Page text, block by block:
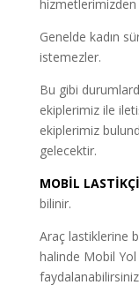
Genelde kadın
istemezler.
Bu gibi
ekiplerimiz ile
ekiplerimiz
gelecektir.
MOBİL
bilinir.
Araç lastiklerine
halinde Mobil